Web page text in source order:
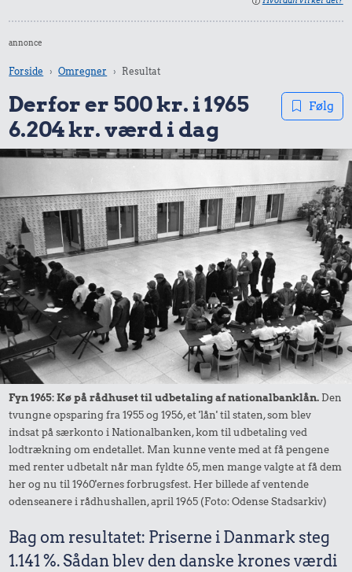
annonce
Forside Omregner Resultat
Derfor er 500 kr. i 1965
6.204 kr. værd i dag
Følg
Fyn 1965: Kø på rådhuset til udbetaling af nationalbanklån. Den
tvungne opsparing fra 1955 og 1956, et 'lån' til staten, som blev
indsat på særkonto i Nationalbanken, kom til udbetaling ved
lodtrækning om endetallet. Man kunne vente med at få pengene
med renter udbetalt når man fyldte 65, men mange valgte at få dem
her og nu til 1960'ernes forbrugsfest. Her billede af ventende
odenseanere i rådhushallen, april 1965 (Foto: Odense Stadsarkiv)
Bag om resultatet: Priserne i Danmark steg
1.141 %. Sådan blev den danske krones værdi